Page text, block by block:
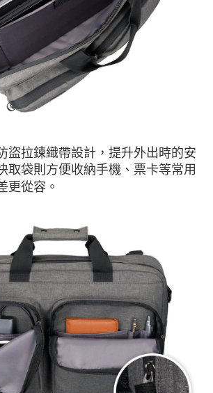
盜拉鍊織帶設計，提升外出時的安
取袋則方便收納手機、票卡等常用
更從容。